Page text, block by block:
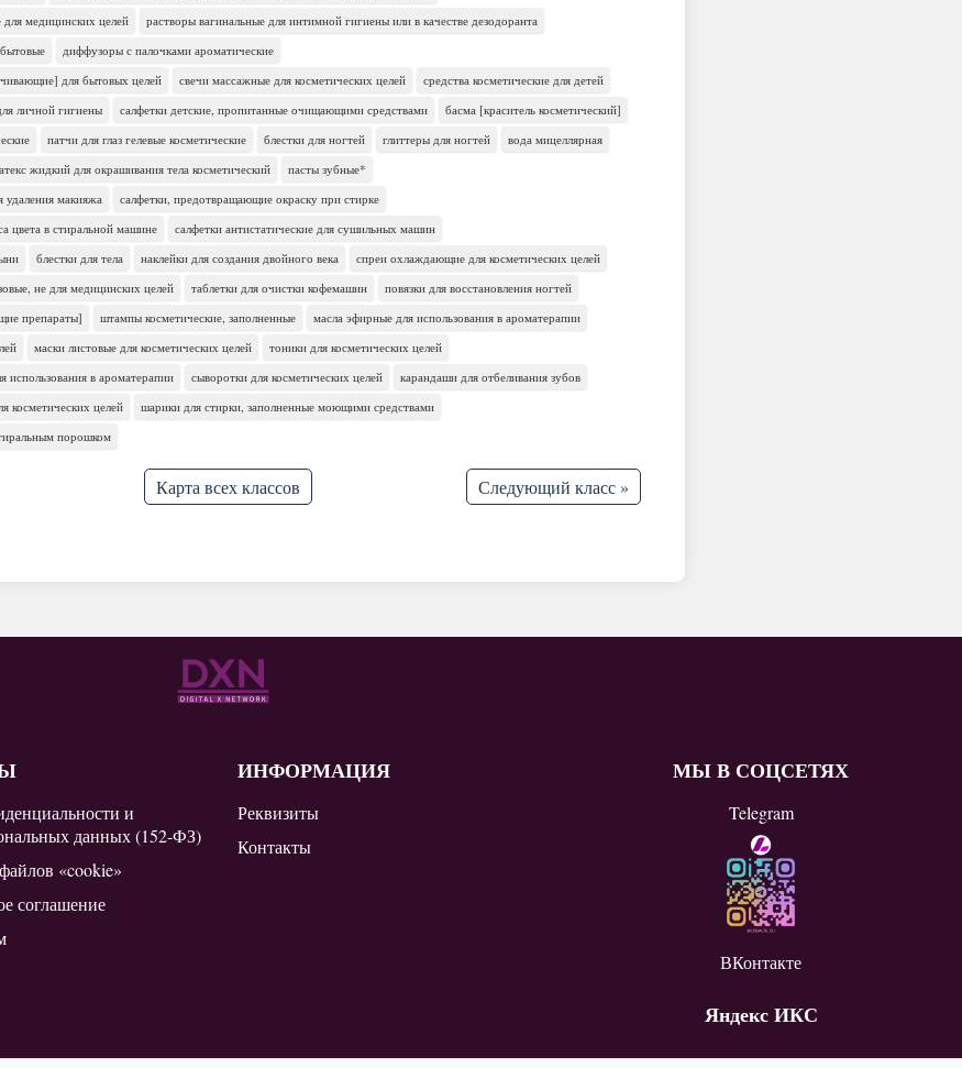
для медицинских целей
растворы вагинальные для интимной гигиены или в качестве дезодоранта
диффузоры с палочками ароматические
для бытовых целей
свечи массажные для косметических целей
средства косметические для детей
личной гигиены
салфетки детские, пропитанные очищающими средствами
басма [краситель косметический]
патчи для глаз гелевые косметические блестки для ногтей глиттеры для ногтей
вода мицеллярная
жидкий для окрашивания тела косметический
пасты зубные*
удаления макияжа
салфетки, предотвращающие окраску при стирке
цвета в стиральной машине
салфетки антистатические для сушильных машин
блестки для тела наклейки для создания двойного века
спреи охлаждающие для косметических целей
не для медицинских целей
таблетки для очистки кофемашин
повязки для восстановления ногтей
препараты]
штампы косметические, заполненные
масла эфирные для использования в ароматерапии
маски листовые для косметических целей
тоники для косметических целей
в ароматерапии
сыворотки для косметических целей
карандаши для отбеливания зубов
косметических целей
шарики для стирки, заполненные моющими средствами
порошком
Карта всех классов Следующий класс »
и
данных (152-ФЗ)
«cookie»
соглашение
ИНФОРМАЦИЯ
Реквизиты
Контакты
МЫ В СОЦСЕТЯХ
Telegram
ВКонтакте
Яндекс ИКС